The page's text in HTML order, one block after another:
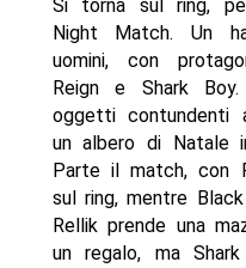
Si torna sul ring,
Night Match. Un
uomini, con
Reign e Shark
oggetti contundenti
un albero di Natale
Parte il match, con
sul ring, mentre
Rellik prende una
un regalo, ma